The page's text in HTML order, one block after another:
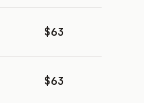
$63
$63